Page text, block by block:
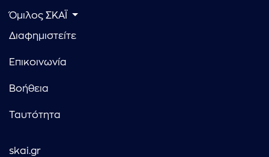
Όμιλος ΣΚΑΪ
Διαφημιστείτε
Επικοινωνία
Βοήθεια
Ταυτότητα
skai.gr